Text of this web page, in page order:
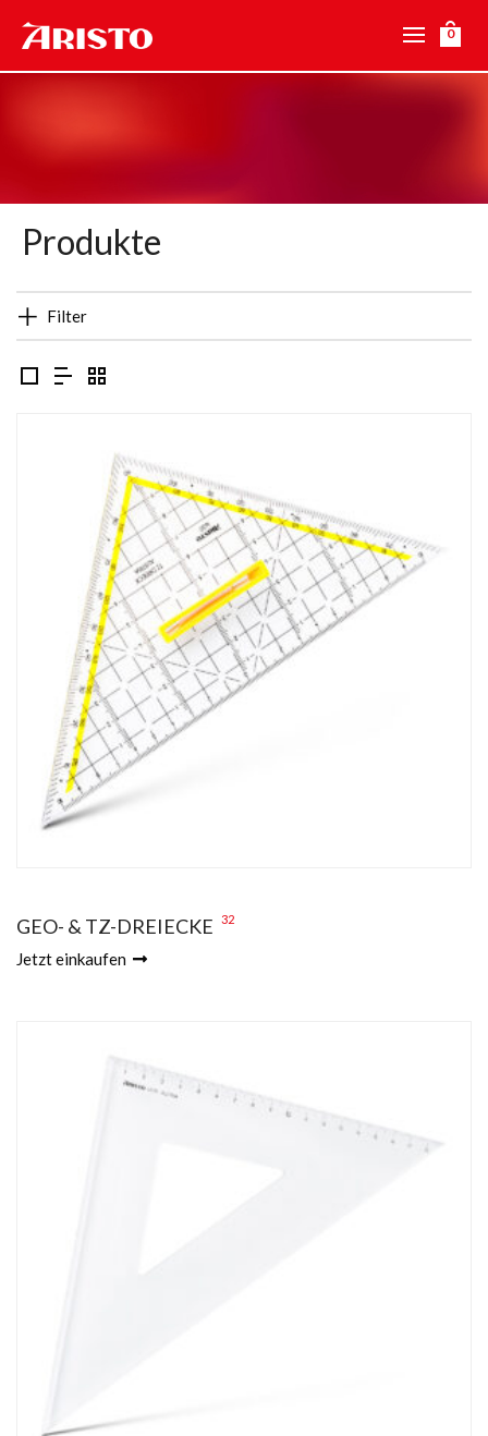
0
Produkte
Filter
GEO- & TZ-DREIECKE 32
Jetzt einkaufen